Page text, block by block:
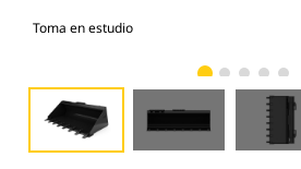
Toma en estudio